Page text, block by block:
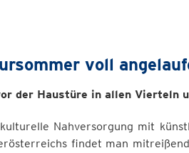
voll
der Haustüre in allen Vierteln
Nahversorgung mit
findet man